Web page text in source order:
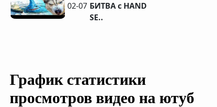
02-07 БИТВА с HAND
SE..
График статистики
просмотров видео на ютуб